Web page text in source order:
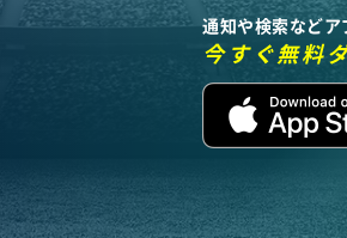
通知や検索など
今すぐ無料